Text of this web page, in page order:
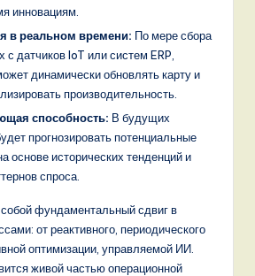
инновациям.
в реальном времени: По мере сбора
датчиков IoT или систем ERP,
динамически обновлять карту и
производительность.
способность: В будущих
прогнозировать потенциальные
основе исторических тенденций и
спроса.
фундаментальный сдвиг в
от реактивного, периодического
оптимизации, управляемой ИИ.
живой частью операционной